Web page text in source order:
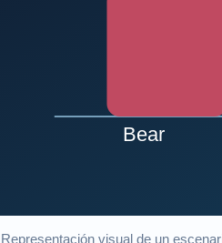
Representación visual de un